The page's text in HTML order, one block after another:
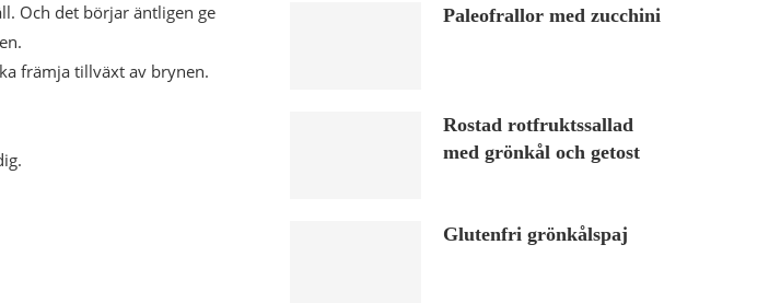
Och det börjar äntligen ge
främja tillväxt av brynen.
Paleofrallor med zucchini
Rostad rotfruktssallad
med grönkål och getost
Glutenfri grönkålspaj